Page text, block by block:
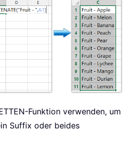
Funktion verwenden, um
Suffix oder beides